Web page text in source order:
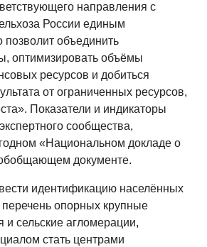
направления с
России единым
позволит объединить
оптимизировать объёмы
ресурсов и добиться
от ограниченных ресурсов,
Показатели и индикаторы
сообщества,
«Национальном докладе о
документе.
идентификацию населённых
перечень опорных крупные
и сельские агломерации,
стать центрами